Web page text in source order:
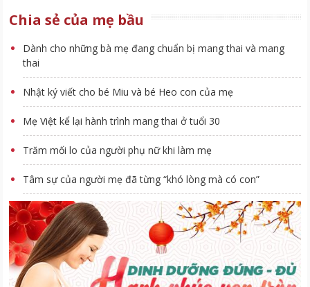
Chia sẻ của mẹ bầu
Dành cho những bà mẹ đang chuẩn bị mang thai và mang
thai
Nhật ký viết cho bé Miu và bé Heo con của mẹ
Mẹ Việt kể lại hành trình mang thai ở tuổi 30
Trăm mối lo của người phụ nữ khi làm mẹ
Tâm sự của người mẹ đã từng “khó lòng mà có con”